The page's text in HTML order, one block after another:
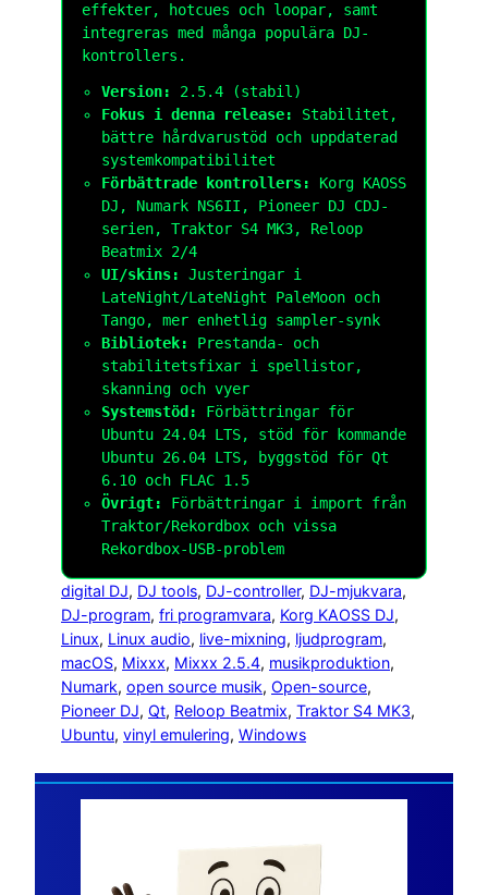
effekter, hotcues och loopar, samt
integreras med många populära DJ-
kontrollers.
Version:
2.5.4 (stabil)
Fokus i denna release:
Stabilitet,
bättre hårdvarustöd och uppdaterad
systemkompatibilitet
Förbättrade kontrollers:
Korg KAOSS
DJ, Numark NS6II, Pioneer DJ CDJ-
serien, Traktor S4 MK3, Reloop
Beatmix 2/4
UI/skins:
Justeringar i
LateNight/LateNight PaleMoon och
Tango, mer enhetlig sampler-synk
Bibliotek:
Prestanda- och
stabilitetsfixar i spellistor,
skanning och vyer
Systemstöd:
Förbättringar för
Ubuntu 24.04 LTS, stöd för kommande
Ubuntu 26.04 LTS, byggstöd för Qt
6.10 och FLAC 1.5
Övrigt:
Förbättringar i import från
Traktor/Rekordbox och vissa
Rekordbox-USB-problem
digital DJ, DJ tools, DJ-controller, DJ-mjukvara
DJ-program, fri programvara, Korg KAOSS DJ
Linux, Linux audio, live-mixning, ljudprogram
macOS, Mixxx, Mixxx 2.5.4, musikproduktion
Numark, open source musik, Open-source
Pioneer DJ, Qt, Reloop Beatmix, Traktor S4 MK3
Ubuntu, vinyl emulering, Windows